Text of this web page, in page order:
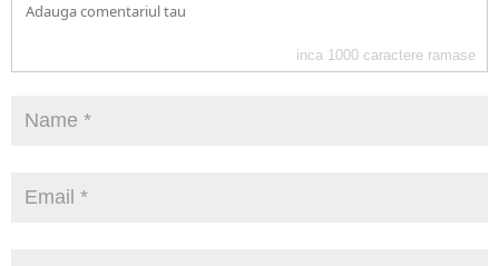
inca 1000 caractere ramase